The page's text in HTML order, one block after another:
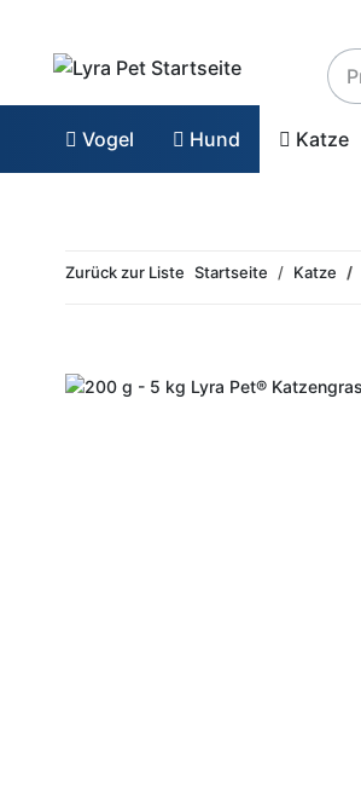
Vogel Hund Katze
Zurück zur Liste Startseite Katze